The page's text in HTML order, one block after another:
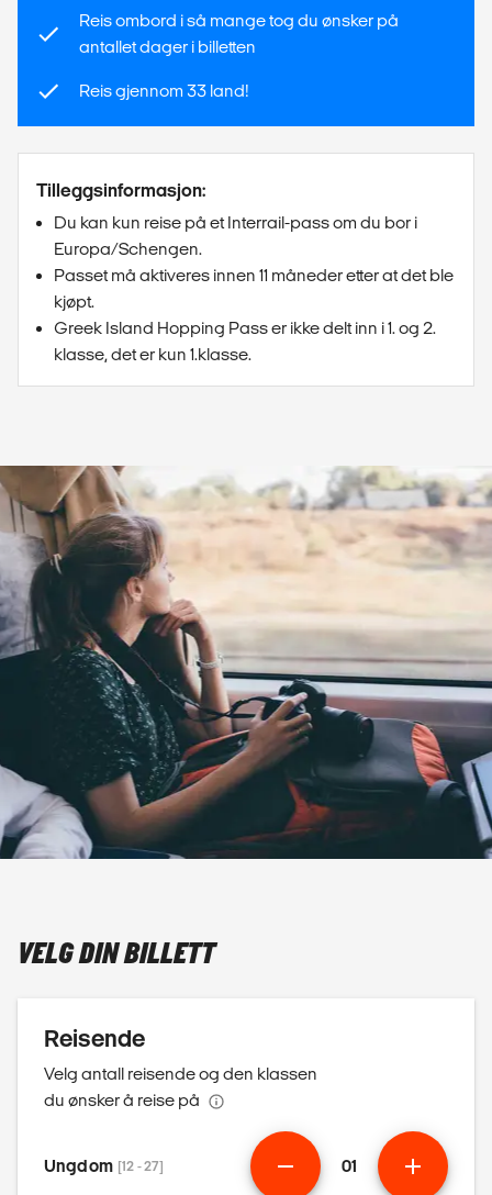
Reis ombord i så mange tog du ønsker på
antallet dager i billetten
Reis gjennom 33 land!
Tilleggsinformasjon:
Du kan kun reise på et Interrail-pass om du bor i
Europa/Schengen.
Passet må aktiveres innen 11 måneder etter at det ble
kjøpt.
Greek Island Hopping Pass er ikke delt inn i 1. og 2.
klasse, det er kun 1.klasse.
VELG DIN BILLETT
Reisende
Velg antall reisende og den klassen
du ønsker å reise på
Ungdom [12 - 27] 01